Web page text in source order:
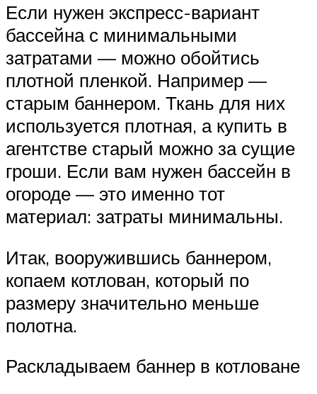
Если нужен экспресс-вариант
бассейна с минимальными
затратами — можно обойтись
плотной пленкой. Например —
старым баннером. Ткань для них
используется плотная, а купить в
агентстве старый можно за сущие
гроши. Если вам нужен бассейн в
огороде — это именно тот
материал: затраты минимальны.
Итак, вооружившись баннером,
копаем котлован, который по
размеру значительно меньше
полотна.
Раскладываем баннер в котловане